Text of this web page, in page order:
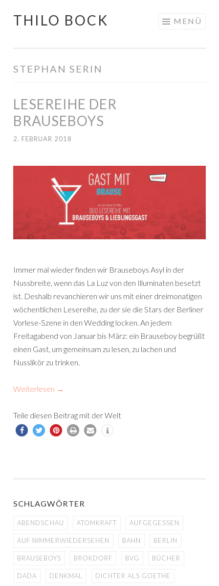
Springe
THILO BOCK MENÜ
STEPHAN SERIN
LESEREIHE DER
BRAUSEBOYS
2. FEBRUAR 2018
Immer mal wieder finden wir Brauseboys Asyl in der
Nussbreite, wenn das La Luz von den Illuminaten besetzt
ist. Deshalb revanchieren wir uns mit einer dreimonatigen
wöchentlichen Lesereihe, zu der sie die Stars der Berliner
Vorlese-Szene in den Wedding locken. An jedem
Freitagabend von Januar bis März: ein Brauseboy begrüßt
einen Gast, um gemeinsam zu lesen, zu lachen und
Nusslikör zu trinken.
Weiterlesen →
Teile diesen Beitrag mit der Welt
SCHLAGWÖRTER
ABENDSCHAU ATOMKRAFT AUFGEGESSEN
AUF NIMMERWIEDERSEHEN BAHN BERLIN
BRAUSEBOYS BROKDORF BVG BÜCHER
DADA DENKMAL DICHTER ALS GOETHE